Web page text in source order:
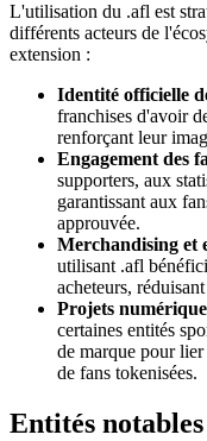
L'utilisation du .afl est
différents acteurs de
extension :
Identité officielle
franchises d'avoir
renforçant leur
Engagement des
supporters, aux
garantissant aux
approuvée.
Merchandising et
utilisant .afl
acheteurs,
Projets
certaines entités
de marque pour
de fans tokenisées.
Entités